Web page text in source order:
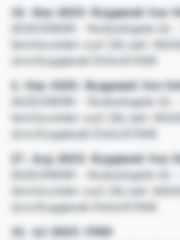
10. Sep 2025: Byggesak hos
2025/09099 - Rostockgata
Vannkunsten syd (DL-sak
/pro/byggesak/Oslo/67000
2. Sep 2025: Byggesak hos
2025/09099 - Rostockgata
Vannkunsten syd (DL-sak
/pro/byggesak/Oslo/67000
27. Aug 2025: Byggesak hos
2025/09099 - Rostockgata
Vannkunsten syd (DL-sak
/pro/byggesak/Oslo/67000
10. Jul 2025: FINN